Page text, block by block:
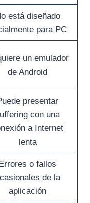
está diseñado
para PC
un emulador
de Android
presentar
con una
a Internet
lenta
Errores o fallos
de la
aplicación